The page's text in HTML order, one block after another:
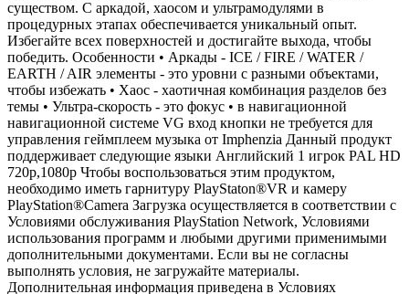
существом. С аркадой, хаосом и ультрамодулями в
процедурных этапах обеспечивается уникальный опыт.
Избегайте всех поверхностей и достигайте выхода, чтобы
победить. Особенности • Аркады - ICE / FIRE / WATER /
EARTH / AIR элементы - это уровни с разными объектами,
чтобы избежать • Хаос - хаотичная комбинация разделов без
темы • Ультра-скорость - это фокус • в навигационной
навигационной системе VG вход кнопки не требуется для
управления геймплеем музыка от Imphenzia Данный продукт
поддерживает следующие языки Английский 1 игрок PAL HD
720p,1080p Чтобы воспользоваться этим продуктом,
необходимо иметь гарнитуру PlayStaton®VR и камеру
PlayStation®Camera Загрузка осуществляется в соответствии с
Условиями обслуживания PlayStation Network, Условиями
использования программ и любыми другими применимыми
дополнительными документами. Если вы не согласны
выполнять условия, не загружайте материалы.
Дополнительная информация приведена в Условиях